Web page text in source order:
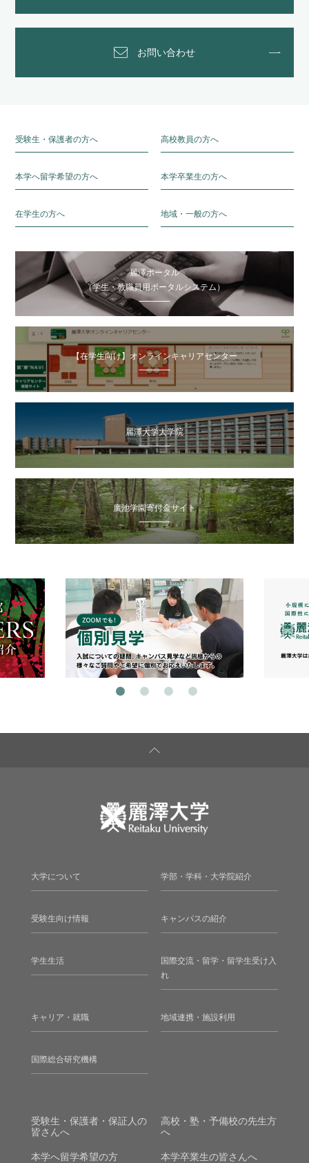
お問い合わせ
受験生・保護者の方へ 高校教員の方へ
本学へ留学希望の方へ 本学卒業生の方へ
在学生の方へ 地域・一般の方へ
麗澤ポータル
（学生・教職員用ポータルシステム）
【在学生向け】オンラインキャリアセンター
麗澤大学大学院
廣池学園寄付金サイト
大学について 学部・学科・大学院紹介
受験生向け情報 キャンパスの紹介
学生生活
国際交流・留学・留学生受け入
れ
キャリア・就職 地域連携・施設利用
国際総合研究機構
受験生・保護者・保証人の
皆さんへ
高校・塾・予備校の先生方
へ
本学へ留学希望の方 本学卒業生の皆さんへ